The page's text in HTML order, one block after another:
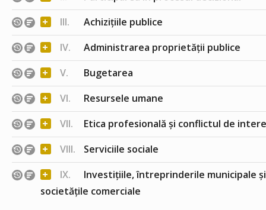
+ III. Achizițiile publice
+ IV. Administrarea proprietății publice
+ V. Bugetarea
+ VI. Resursele umane
+ VII. Etica profesională și conflictul de
+ VIII. Serviciile sociale
+ IX.
Investițiile, întreprinderile municipale
societățile comerciale